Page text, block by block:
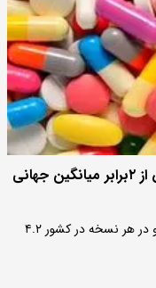
میانگین تجویز دارو در نسخ پزشکان بیش از ۲برابر میانگین جهانی
وزیر بهداشت با اشاره بها ینکه میانگین تجویز دارو در هر نسخه در کشور ۴.۲